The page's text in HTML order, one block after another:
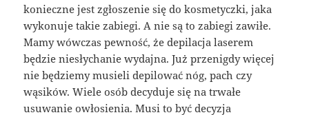
konieczne jest zgłoszenie się do kosmetyczki, jaka
wykonuje takie zabiegi. A nie są to zabiegi zawiłe.
Mamy wówczas pewność, że depilacja laserem
będzie niesłychanie wydajna. Już przenigdy więcej
nie będziemy musieli depilować nóg, pach czy
wąsików. Wiele osób decyduje się na trwałe
usuwanie owłosienia. Musi to być decyzja